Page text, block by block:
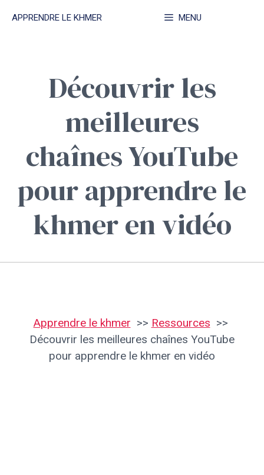
APPRENDRE LE KHMER MENU
Découvrir les
meilleures
chaînes YouTube
pour apprendre le
khmer en vidéo
Apprendre le khmer
Ressources
Découvrir les meilleures chaînes YouTube
pour apprendre le khmer en vidéo